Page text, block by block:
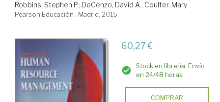
Robbins, Stephen P.; DeCenzo, David A.; Coulter, Mary
Pearson Educación . Madrid, 2015
60,27 €
Stock en librería. Envío
en 24/48 horas
COMPRAR